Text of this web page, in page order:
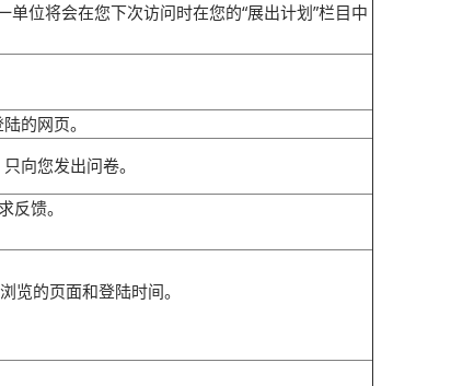
位将会在您下次访问时在您的“展出计划”栏目中
的网页。
向您发出问卷。
反馈。
览的页面和登陆时间。